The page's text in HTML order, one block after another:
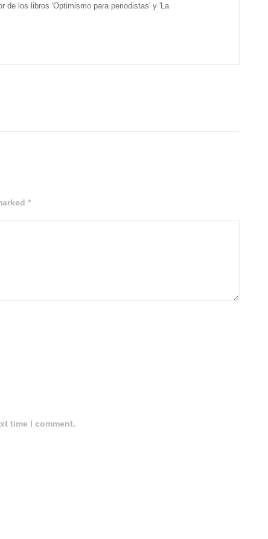
de los libros 'Optimismo para periodistas' y 'La
*
time I comment.